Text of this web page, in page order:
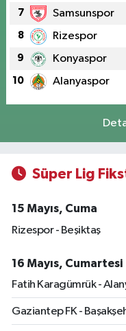
7 Samsunspor
8 Rizespor
9 Konyaspor
10 Alanyaspor
Süper Lig
15 Mayıs, Cuma
Rizespor - Beşiktaş
16 Mayıs, Cumartesi
Fatih Karagümrük -
Gaziantep FK -